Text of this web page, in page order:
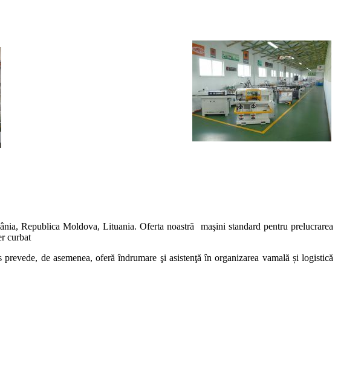
Republica Moldova, Lituania. Oferta noastră maşini standard pentru prelucrarea
curbat
de asemenea, oferă îndrumare şi asistenţă în organizarea vamală și logistică